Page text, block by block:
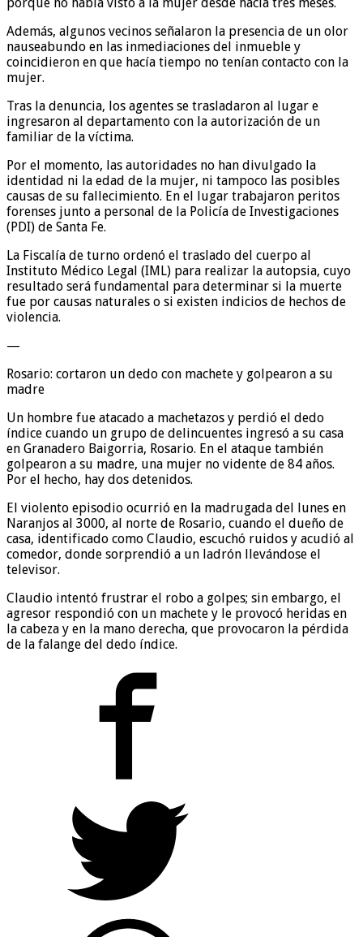
Además, algunos vecinos señalaron la presencia de un olor
nauseabundo en las inmediaciones del inmueble y
coincidieron en que hacía tiempo no tenían contacto con la
mujer.
Tras la denuncia, los agentes se trasladaron al lugar e
ingresaron al departamento con la autorización de un
familiar de la víctima.
Por el momento, las autoridades no han divulgado la
identidad ni la edad de la mujer, ni tampoco las posibles
causas de su fallecimiento. En el lugar trabajaron peritos
forenses junto a personal de la Policía de Investigaciones
(PDI) de Santa Fe.
La Fiscalía de turno ordenó el traslado del cuerpo al
Instituto Médico Legal (IML) para realizar la autopsia, cuyo
resultado será fundamental para determinar si la muerte
fue por causas naturales o si existen indicios de hechos de
violencia.
—
Rosario: cortaron un dedo con machete y golpearon a su
madre
Un hombre fue atacado a machetazos y perdió el dedo
índice cuando un grupo de delincuentes ingresó a su casa
en Granadero Baigorria, Rosario. En el ataque también
golpearon a su madre, una mujer no vidente de 84 años.
Por el hecho, hay dos detenidos.
El violento episodio ocurrió en la madrugada del lunes en
Naranjos al 3000, al norte de Rosario, cuando el dueño de
casa, identificado como Claudio, escuchó ruidos y acudió al
comedor, donde sorprendió a un ladrón llevándose el
televisor.
Claudio intentó frustrar el robo a golpes; sin embargo, el
agresor respondió con un machete y le provocó heridas en
la cabeza y en la mano derecha, que provocaron la pérdida
de la falange del dedo índice.